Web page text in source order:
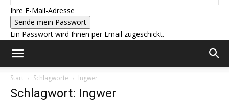
Ihre E-Mail-Adresse
Ein Passwort wird Ihnen per Email zugeschickt.
Start Schlagworte Ingwer
Schlagwort: Ingwer